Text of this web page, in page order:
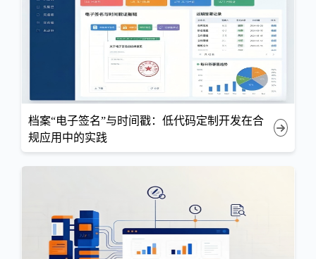
档案“电子签名”与时间戳：低代码定制开发在合
规应用中的实践